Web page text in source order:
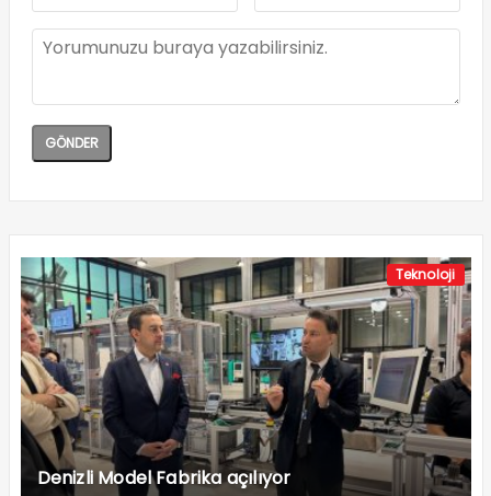
Teknoloji
Denizli Model Fabrika açılıyor